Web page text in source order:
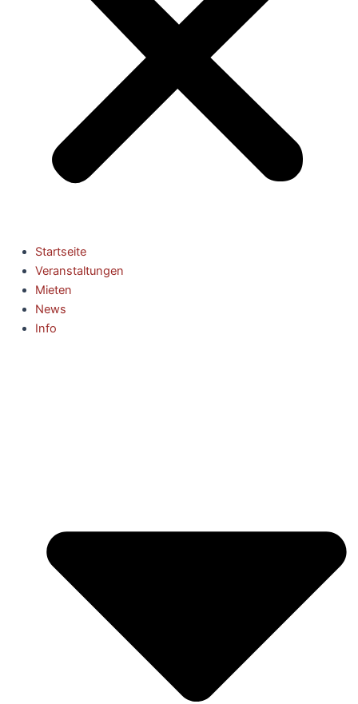
Startseite
Veranstaltungen
Mieten
News
Info